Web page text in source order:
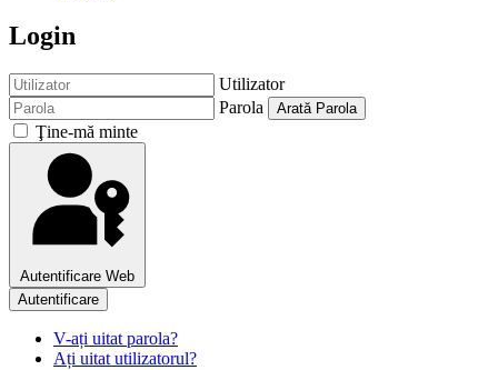
Login
Utilizator
Parola
Arată Parola
Ţine-mă minte
Autentificare Web
Autentificare
V-ați uitat parola?
Ați uitat utilizatorul?